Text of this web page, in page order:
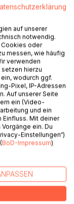
der
bis 2021
Mickushina
in Russland
heute lebenden
Atmen. Des
und
über die
heute steht.
El Morya,
Roerich, Gott
Buddha
Jesus,
auf unserer
notwendig.
Cookies oder
messen, wie häufig
verwenden
hierzu
wodurch ggf.
Pixel, IP-Adressen
Auf unserer Seite
ein (Video-
und ein
Einfluss. Mit deiner
ein. Du
Einstellungen“)
BoD-Impressum)